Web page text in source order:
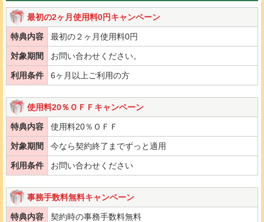
最初の2ヶ月使用料0円キャンペーン
特典内容 最初の２ヶ月使用料0円
対象期間 お問い合わせください。
利用条件 6ヶ月以上ご利用の方
使用料20％ＯＦＦキャンペーン
特典内容 使用料20％ＯＦＦ
対象期間 今なら契約終了までずっと適用
利用条件 お問い合わせください
事務手数料無料キャンペーン
特典内容 契約時の事務手数料無料